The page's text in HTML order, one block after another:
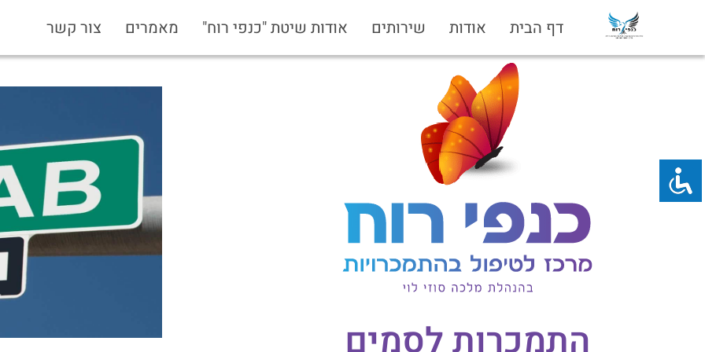
דף הבית אודות שירותים אודות שיטת "כנפי רוח" מאמרים צור קשר